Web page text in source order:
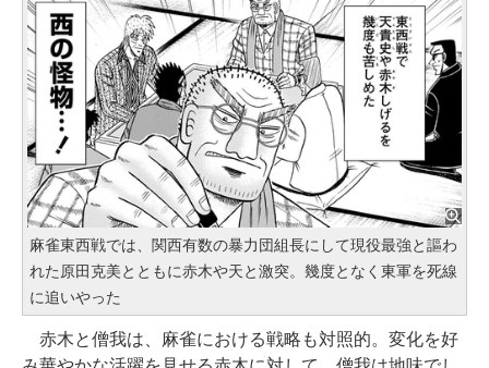
麻雀東西戦では、関西有数の暴力団組長にして現役最強と謳わ
れた原田克美とともに赤木や天と激突。幾度となく東軍を死線
に追いやった
赤木と僧我は、麻雀における戦略も対照的。変化を好